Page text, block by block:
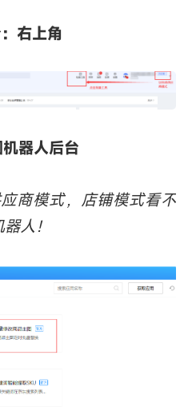
右上角
机器人后台
商模式，店铺模式看不
人！